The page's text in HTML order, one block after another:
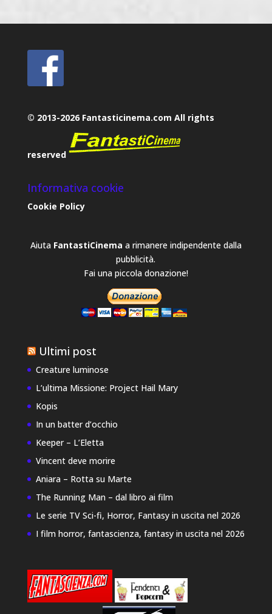
© 2013-2026 Fantasticinema.com All rights
reserved
Informativa cookie
Cookie Policy
Aiuta FantastiCinema a rimanere indipendente dalla
pubblicità.
Fai una piccola donazione!
Ultimi post
Creature luminose
L’ultima Missione: Project Hail Mary
Kopis
In un batter d’occhio
Keeper – L’Eletta
Vincent deve morire
Aniara – Rotta su Marte
The Running Man – dal libro ai film
Le serie TV Sci-fi, Horror, Fantasy in uscita nel 2026
I film horror, fantascienza, fantasy in uscita nel 2026